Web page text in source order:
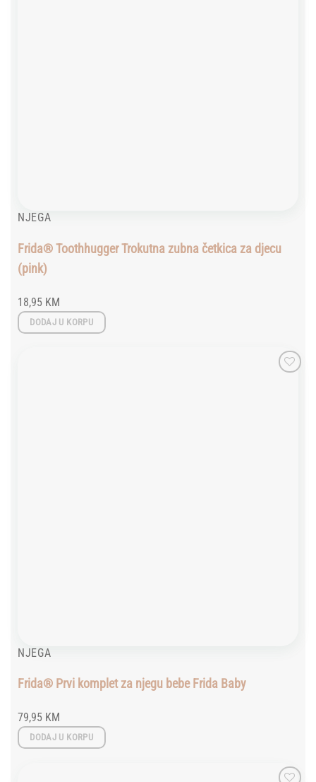
NJEGA
Frida® Toothhugger Trokutna zubna četkica za djecu
(pink)
18,95 KM
DODAJ U KORPU
NJEGA
Frida® Prvi komplet za njegu bebe Frida Baby
79,95 KM
DODAJ U KORPU